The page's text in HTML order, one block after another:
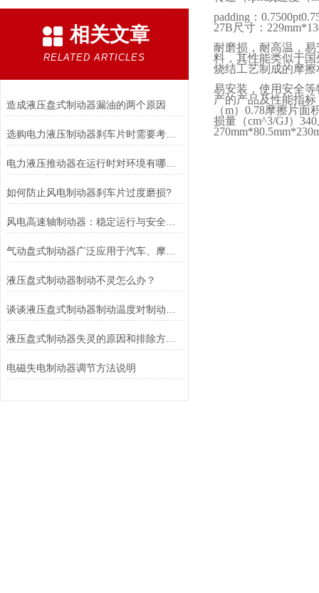
相关文章
RELATED ARTICLES
造成液压盘式制动器漏油的两个原因
选购电力液压制动器刹车片时需要考虑的问题有哪些？
电力液压推动器在运行时对环境有哪些要求？
如何防止风电制动器刹车片过度磨损?
气动盘式制动器广泛应用于汽车、摩托车和自行车等交通工具中
液压盘式制动器制动不灵怎么办？
液压盘式制动器失灵的原因和排除方法介绍
电磁失电制动器调节方法说明
padding ：
27B尺寸：
耐磨损，耐高温，
料，其性能类似于
烧结工艺制成的摩
易安装，使用安全
产的产品及性能指
（m） 0.78摩擦片面
损量（cm^3/GJ） 340